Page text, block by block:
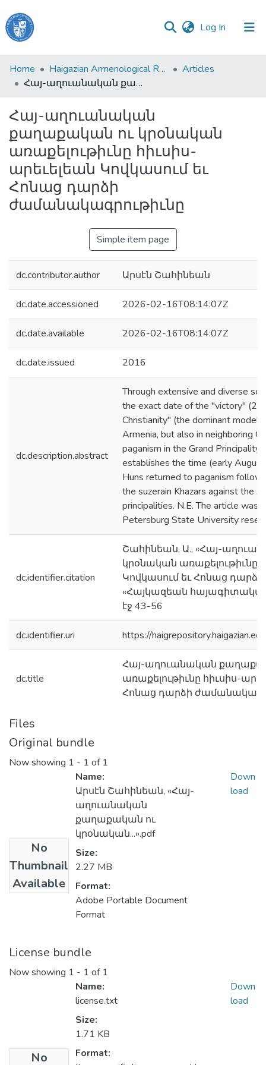
Log In (current)
Haigazian
University
&
Collections
All of DSpace
Home Haigazian Armenological Review
Articles
Հայ-աղուանական քաղաքական ու կրօնական առաքելութիւնը հիւսիս-արեւելեան Կովկասում եւ Հոնաց դարձի ժամանակագրութիւնը
Հայ-աղուանական
քաղաքական ու կրօնական
առաքելութիւնը հիւսիս-
արեւելեան Կովկասում եւ
Հոնաց դարձի
ժամանակագրութիւնը
Simple item page
dc.contributor.author Արսէն Շահինեան
dc.date.accessioned 2026-02-16T08:14:07Z
dc.date.available 2026-02-16T08:14:07Z
dc.date.issued 2016
dc.description.abstract
Through extensive and diverse
the exact date of the "victory"
Christianity" (the dominant model
Armenia, but also in neighboring
paganism in the Grand Principality
establishes the time (early
Huns returned to paganism
the suzerain Khazars against the
principalities. N.E. The article was
Petersburg State University
dc.identifier.citation
Շահինեան, Ա., «Հայ-
կրօնական առաքելութիւնը
Կովկասում եւ Հոնաց
«Հայկազեան հայագիտական
էջ 43-56
dc.identifier.uri https://
dc.title
Հայ-աղուանական
առաքելութիւնը հիւսիս-
Հոնաց դարձի
Files
Original bundle
Now showing 1 - 1 of 1
No
Thumbnail
Available
Name:
Արսէն Շահինեան, «Հայ-
աղուանական
քաղաքական ու
կրօնական...».pdf
Size:
2.27 MB
Format:
Adobe Portable Document
Format
Down
load
License bundle
Now showing 1 - 1 of 1
No
Name:
license.txt
Size:
1.71 KB
Format:
Down
load